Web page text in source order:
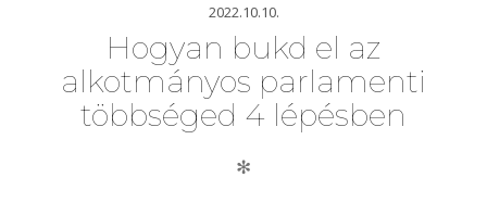
2022.10.10.
Hogyan bukd el az
alkotmányos parlamenti
többséged 4 lépésben
✻